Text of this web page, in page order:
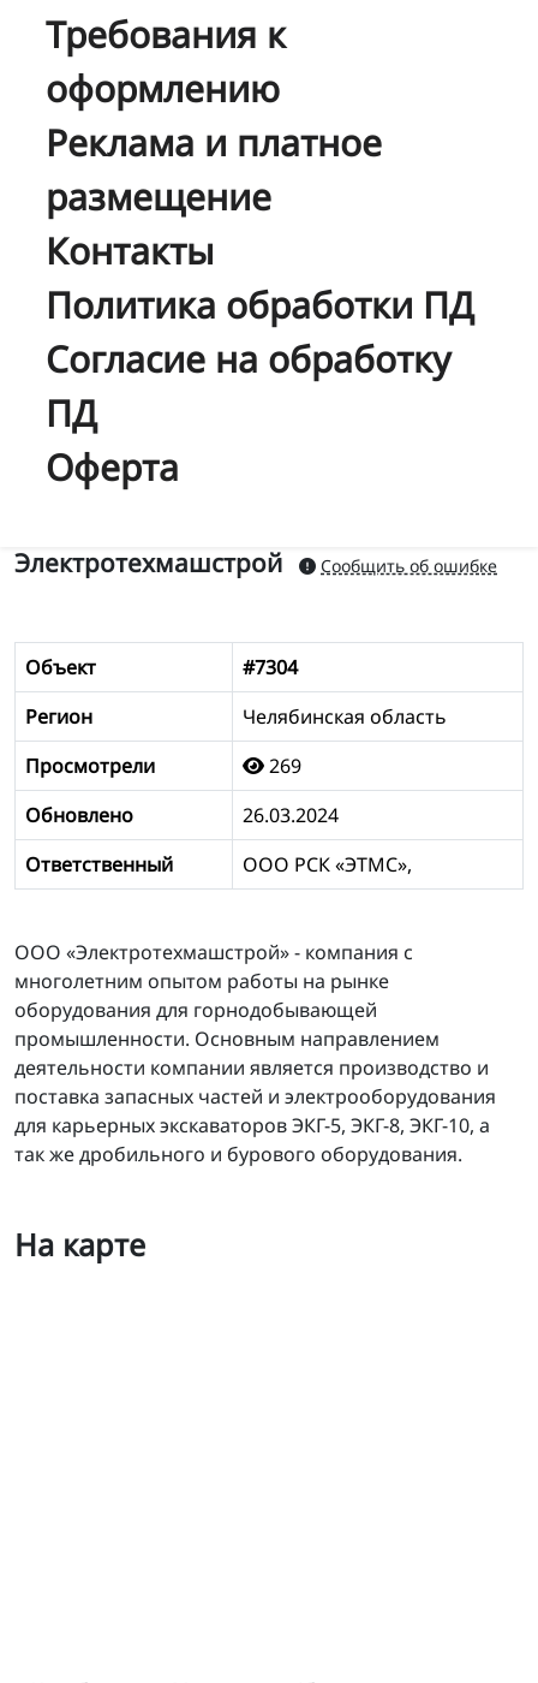
Требования к
оформлению
Реклама и платное
размещение
Контакты
Политика обработки ПД
Согласие на обработку
ПД
Оферта
Электротехмашстрой Сообщить об ошибке
Объект
#7304
Регион
Челябинская область
Просмотрели
269
Обновлено
26.03.2024
Ответственный
ООО РСК «ЭТМС»,
ООО «Электротехмашстрой» - компания с
многолетним опытом работы на рынке
оборудования для горнодобывающей
промышленности. Основным направлением
деятельности компании является производство и
поставка запасных частей и электрооборудования
для карьерных экскаваторов ЭКГ-5, ЭКГ-8, ЭКГ-10, а
так же дробильного и бурового оборудования.
На карте